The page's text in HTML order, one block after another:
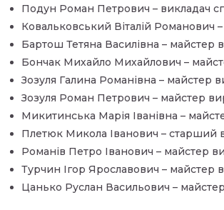
Подун Роман Петрович – викладач
Ковальковський Віталій Романович
Бартош Тетяна Василівна – майстер
Бончак Михайло Михайлович –
Зозуля Галина Романівна – майстер
Зозуля Роман Петрович – майстер
Микитинська Марія Іванівна –
Плетюк Микола Іванович – старший
Романів Петро Іванович – майстер
Турчин Ігор Ярославович – майстер
Цанько Руслан Васильович –